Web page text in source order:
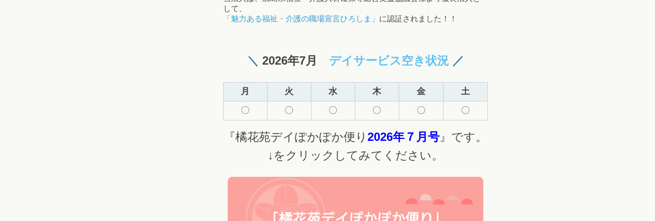
して、
「魅力ある福祉・介護の職場宣言ひろしま」 に認証されました！！
＼ 2026年7月 デイサービス空き状況 ／
月 火 水 木 金
土
〇
〇 〇 〇 〇 〇
『橘花苑デイぽかぽか便り 2026年７ 月号』です。
↓をクリックしてみてください。